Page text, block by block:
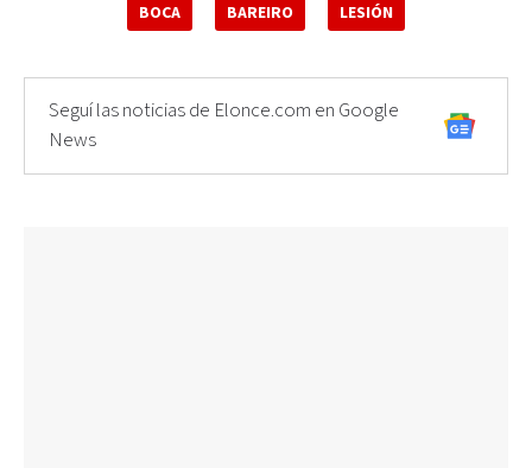
BOCA BAREIRO LESIÓN
Seguí las noticias de Elonce.com en Google
News